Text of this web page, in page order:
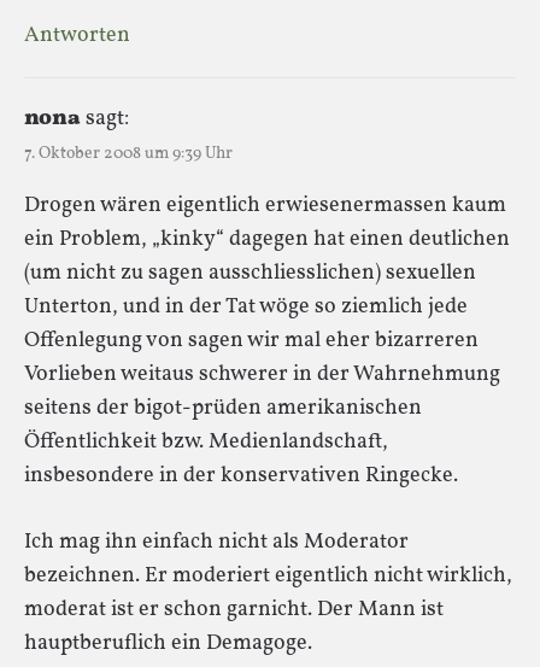
Antworten
nonasagt:
7. Oktober 2008 um 9:39 Uhr
Drogen wären eigentlich erwiesenermassen kaum
ein Problem, „kinky“ dagegen hat einen deutlichen
(um nicht zu sagen ausschliesslichen) sexuellen
Unterton, und in der Tat wöge so ziemlich jede
Offenlegung von sagen wir mal eher bizarreren
Vorlieben weitaus schwerer in der Wahrnehmung
seitens der bigot-prüden amerikanischen
Öffentlichkeit bzw. Medienlandschaft,
insbesondere in der konservativen Ringecke.
Ich mag ihn einfach nicht als Moderator
bezeichnen. Er moderiert eigentlich nicht wirklich,
moderat ist er schon garnicht. Der Mann ist
hauptberuflich ein Demagoge.